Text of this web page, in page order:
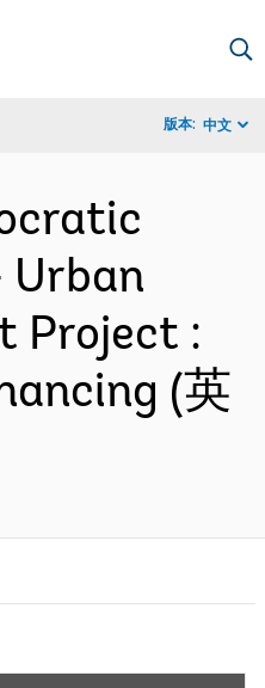
版本: 中文
Urban
Project :
(英